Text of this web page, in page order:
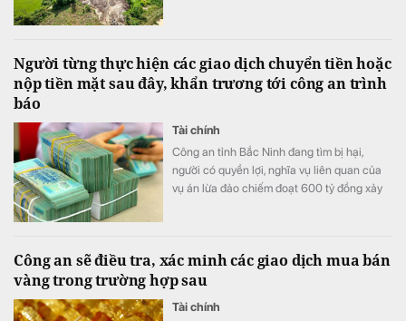
Người từng thực hiện các giao dịch chuyển tiền hoặc
nộp tiền mặt sau đây, khẩn trương tới công an trình
báo
Tài chính
Công an tỉnh Bắc Ninh đang tìm bị hại,
người có quyền lợi, nghĩa vụ liên quan của
vụ án lừa đảo chiếm đoạt 600 tỷ đồng xảy
Công an sẽ điều tra, xác minh các giao dịch mua bán
vàng trong trường hợp sau
Tài chính